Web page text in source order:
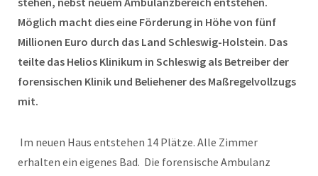
Möglich macht dies eine Förderung in Höhe von fünf
Millionen Euro durch das Land Schleswig-Holstein. Das
teilte das Helios Klinikum in Schleswig als Betreiber der
forensischen Klinik und Beliehener des Maßregelvollzugs
mit.
Im neuen Haus entstehen 14 Plätze. Alle Zimmer
erhalten ein eigenes Bad. Die forensische Ambulanz